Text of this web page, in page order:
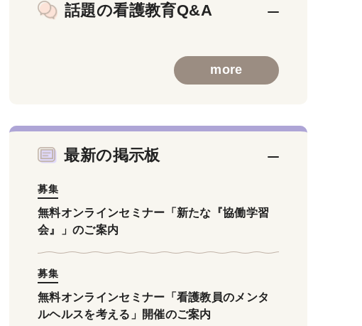
話題の看護教育Q&A
more
最新の掲示板
募集
無料オンラインセミナー「新たな『協働学習
会』」のご案内
募集
無料オンラインセミナー「看護教員のメンタ
ルヘルスを考える」開催のご案内